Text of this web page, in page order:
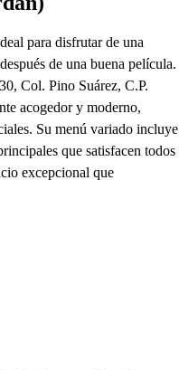
para disfrutar de una
de una buena película.
Col. Pino Suárez, C.P.
acogedor y moderno,
Su menú variado incluye
que satisfacen todos
excepcional que